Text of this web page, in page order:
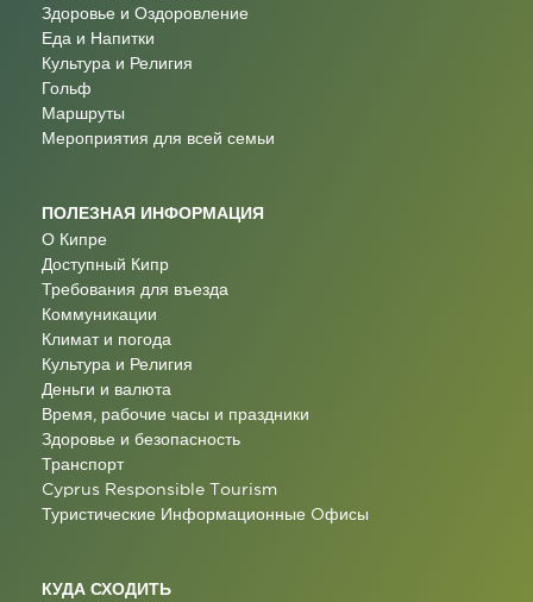
Здоровье и Оздоровление
Еда и Напитки
Культура и Религия
Гольф
Маршруты
Мероприятия для всей семьи
ПОЛЕЗНАЯ ИНФОРМАЦИЯ
О Кипре
Доступный Кипр
Требования для въезда
Коммуникации
Климат и погода
Культура и Религия
Деньги и валюта
Время, рабочие часы и праздники
Здоровье и безопасность
Транспорт
Cyprus Responsible Tourism
Туристические Информационные Oфисы
КУДА СХОДИТЬ